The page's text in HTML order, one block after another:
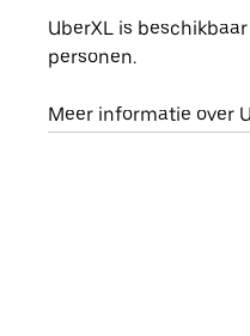
UberXL is
personen.
Meer informatie over